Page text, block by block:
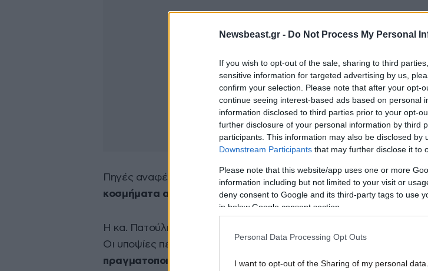
Newsbeast.gr - Do Not Process My Personal
If you wish to opt-out of the sale, sharing to third
sensitive information for targeted advertising by us,
confirm your selection. Please note that after your opt-
continue seeing interest-based ads based on personal
information disclosed to third parties prior to your opt-
further disclosure of your personal information by third
participants. This information may also be disclosed by
Downstream Participants that may further disclose it to
Please note that this website/app uses one or more
information including but not limited to your visit or
deny consent to Google and its third-party tags to use
in below Google consent section.
Personal Data Processing Opt Outs
I want to opt-out of the Sharing of my personal data.
Πηγές αναφέρουν ότι οι δράστες το χρηματικόποσό των 8.500
κοσμήματα αξίας 4.000 ευρώ, καθώς επίσης κι ένα κλειδί από
Η κα. Πατούλη κατήγγειλε το γεγονός στην ΕΛ.ΑΣ. και οι δράστες
Οι υποψίες πέφτουν σε
σπείρα «ποντικών» που τον τελευταίο
πραγματοποιήσει κι άλλες διαρρήξεις στο Νησί των Ανέμων.